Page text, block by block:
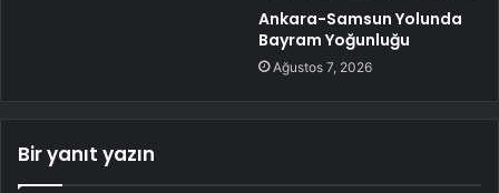
Ankara-Samsun Yolunda
Bayram Yoğunluğu
Ağustos 7, 2026
Bir yanıt yazın